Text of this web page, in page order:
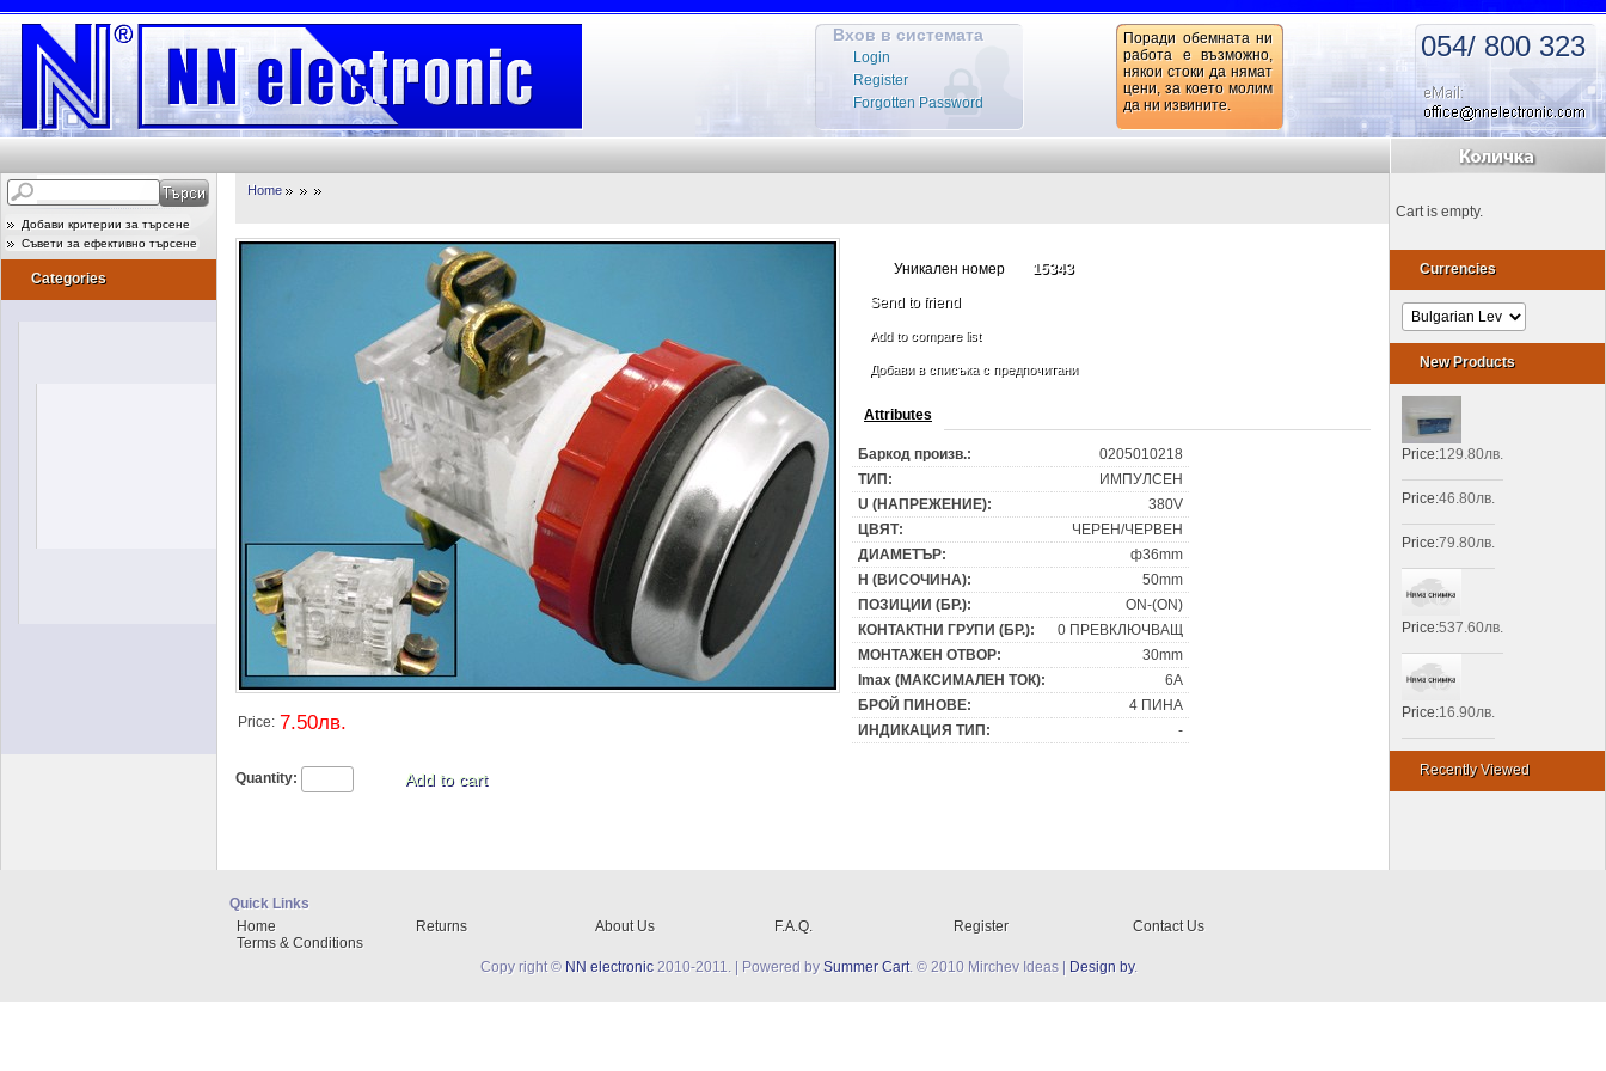
Вхов в системата
Login
Register
Forgotten Password
Поради обемната ни
работа е възможно,
някои стоки да нямат
цени, за което молим
да ни извините.
054/ 800 323
Добави критерии за търсене
Съвети за ефективно търсене
Categories
Home
Price: 7.50лв.
Quantity:
Уникален номер
15343
Send to friend
Add to compare list
Добави в списъка с предпочитани
Attributes
Баркод произв.:
0205010218
ТИП:
ИМПУЛСЕН
U (НАПРЕЖЕНИЕ):
380V
ЦВЯТ:
ЧЕРЕН/ЧЕРВЕН
ДИАМЕТЪР:
ф36mm
H (ВИСОЧИНА):
50mm
ПОЗИЦИИ (БР.):
ON-(ON)
КОНТАКТНИ ГРУПИ (БР.):
0 ПРЕВКЛЮЧВАЩ
МОНТАЖЕН ОТВОР:
30mm
Imax (МАКСИМАЛЕН ТОК):
6A
БРОЙ ПИНОВЕ:
4 ПИНА
ИНДИКАЦИЯ ТИП:
-
Cart is empty.
Currencies
New Products
Price:129.80лв.
Price:46.80лв.
Price:79.80лв.
Price:537.60лв.
Price:16.90лв.
Recently Viewed
Quick Links
Home
Returns About Us F.A.Q. Register
Contact Us
Terms & Conditions
Copy right © NN electronic 2010-2011. | Powered by Summer Cart. © 2010 Mirchev Ideas | Design by.